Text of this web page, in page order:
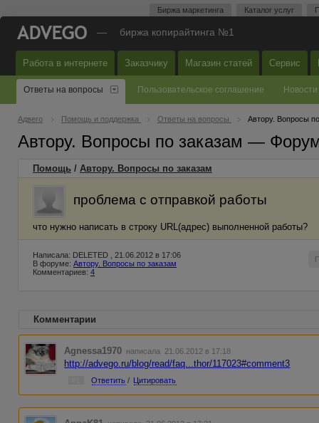
Биржа маркетинга Каталог услуг
— биржа копирайтинга №1
Работа в интернете Заказчику Магазин статей Сервис
Ответы на вопросы Пользовательское соглашение Новости
Адвего Помощь и поддержка Ответы на вопросы Автору. Вопросы
Автору. Вопросы по заказам —
Помощь / Автору. Вопросы по заказам
проблема с отправкой работы
что нужно написать в строку URL(адрес) выполненной работы?
Написала: DELETED , 21.06.2012 в 17:06
В форуме: Автору. Вопросы по заказам
Комментариев: 4
Комментарии
Agnessa1970 написала 21.06.2012 в 17:18
http://advego.ru/blog/read/faq...thor/117023#comment3
Ответить / Цитировать